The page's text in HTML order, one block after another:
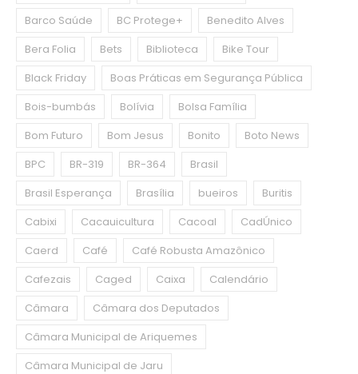
Barco Saúde
BC Protege+
Benedito Alves
Bera Folia
Bets Biblioteca
Bike Tour
Black Friday
Boas Práticas em Segurança Pública
Bois-bumbás
Bolívia
Bolsa Família
Bom Futuro
Bom Jesus Bonito
Boto News
BPC
BR-319 BR-364
Brasil
Brasil Esperança
Brasília bueiros
Buritis
Cabixi
Cacauicultura Cacoal
CadÚnico
Caerd
Café
Café Robusta Amazônico
Cafezais
Caged Caixa
Calendário
Câmara
Câmara dos Deputados
Câmara Municipal de Ariquemes
Câmara Municipal de Jaru